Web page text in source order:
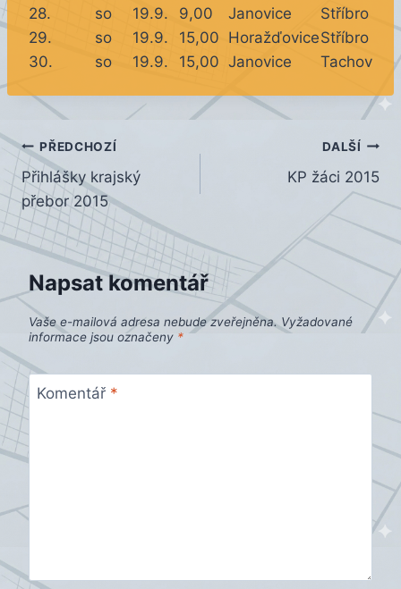
28.
so 19.9. 9,00 Janovice
Stříbro
29.
so 19.9. 15,00 HoražďoviceStříbro
30.
so 19.9. 15,00 Janovice Tachov
Navigace
pro
příspěvek
PŘEDCHOZÍ
Přihlášky krajský
přebor 2015
DALŠÍ
KP žáci 2015
Napsat komentář
Vaše e-mailová adresa nebude zveřejněna. Vyžadované
informace jsou označeny *
Komentář *